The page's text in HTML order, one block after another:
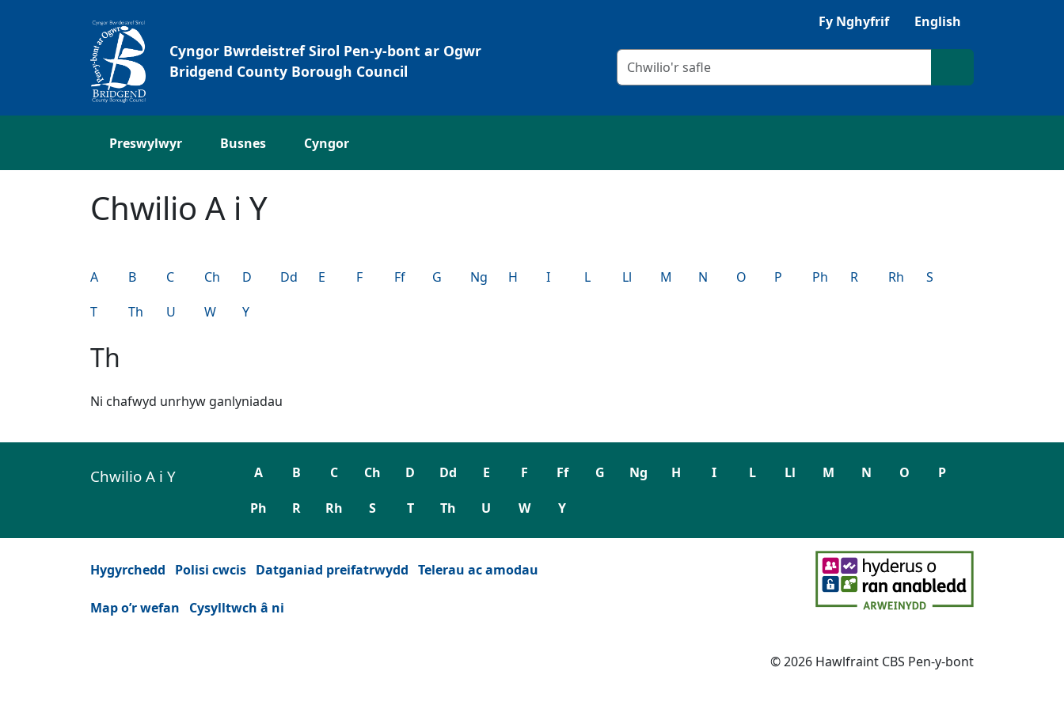
Gwrandewch gyda Browsealoud
Fy Nghyfrif English
Cyngor Bwrdeistref Sirol Pen-y-bont ar Ogwr
Bridgend County Borough Council
Meini prawf chwilio
Chwilio'r safle
Preswylwyr Busnes Cyngor
Chwilio A i Y
A B C Ch D Dd E F Ff G Ng H I L Ll M N O P Ph R Rh S
T Th U W Y
Th
Ni chafwyd unrhyw ganlyniadau
Chwilio A i Y A B C Ch D Dd E F Ff G Ng H I L Ll M N O P
Ph R Rh S T Th U W Y
Hygyrchedd Polisi cwcis Datganiad preifatrwydd Telerau ac amodau
Map o’r wefan Cysylltwch â ni
© 2026 Hawlfraint CBS Pen-y-bont